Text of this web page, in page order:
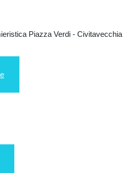
Piazza Verdi - Civitavecchia